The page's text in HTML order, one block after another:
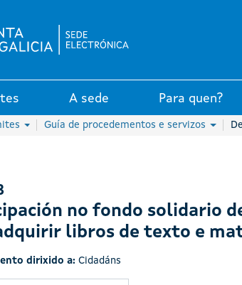
A sede Para quen?
Guía de procedementos e servizos
no fondo solidario
libros de texto e
dirixido a: Cidadáns